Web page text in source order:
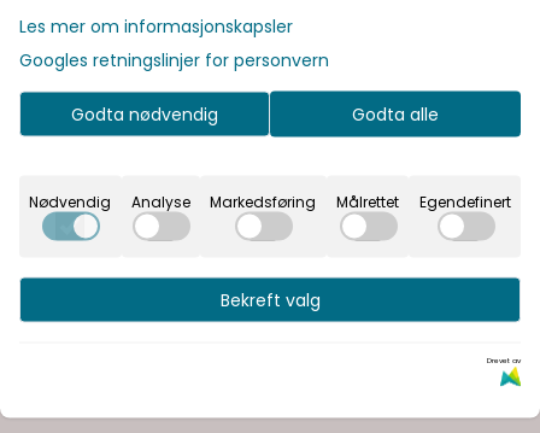
Legg i handlekurv
På lager
Rask levering
Kvalitetsprodukter
Les mer om informasjonskapsler
Googles retningslinjer for personvern
Godta nødvendig Godta alle
Nødvendig Analyse Markedsføring Målrettet Egendefinert
Bekreft valg
Drevet av